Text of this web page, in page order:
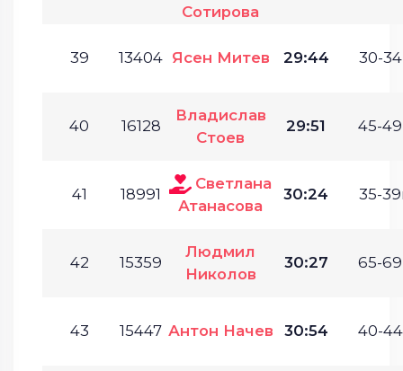
Сотирова
39 13404 Ясен Митев 29:44 30-
40 16128
Владислав
Стоев
29:51 45-
41 18991
Светлана
Атанасова
30:24 35-
42 15359
Людмил
Николов
30:27 65-
43 15447 Антон Начев 30:54 40-